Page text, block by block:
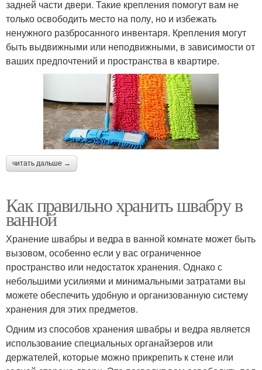
задней части двери. Такие крепления помогут вам не
только освободить место на полу, но и избежать
ненужного разбросанного инвентаря. Крепления могут
быть выдвижными или неподвижными, в зависимости от
ваших предпочтений и пространства в квартире.
читать дальше →
Как правильно хранить швабру в
ванной
Хранение швабры и ведра в ванной комнате может быть
вызовом, особенно если у вас ограниченное
пространство или недостаток хранения. Однако с
небольшими усилиями и минимальными затратами вы
можете обеспечить удобную и организованную систему
хранения для этих предметов.
Одним из способов хранения швабры и ведра является
использование специальных органайзеров или
держателей, которые можно прикрепить к стене или